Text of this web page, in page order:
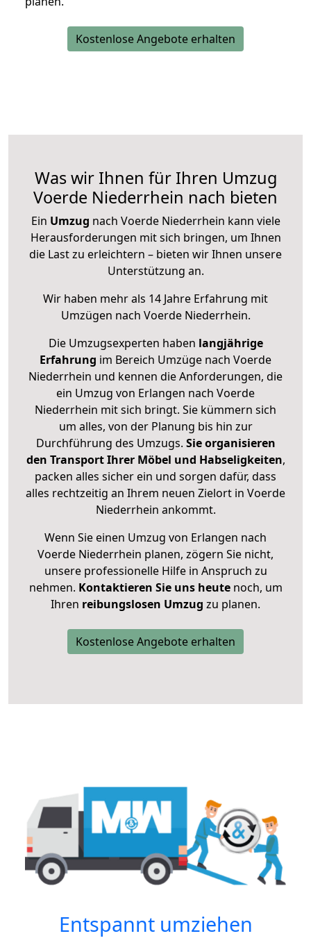
Kostenlose Angebote erhalten
Was wir Ihnen für Ihren Umzug
Voerde Niederrhein nach bieten
Ein Umzug nach Voerde Niederrhein kann viele
Herausforderungen mit sich bringen, um Ihnen
die Last zu erleichtern – bieten wir Ihnen unsere
Unterstützung an.
Wir haben mehr als 14 Jahre Erfahrung mit
Umzügen nach Voerde Niederrhein.
Die Umzugsexperten haben langjährige
Erfahrung im Bereich Umzüge nach Voerde
Niederrhein und kennen die Anforderungen, die
ein Umzug von Erlangen nach Voerde
Niederrhein mit sich bringt. Sie kümmern sich
um alles, von der Planung bis hin zur
Durchführung des Umzugs. Sie organisieren
den Transport Ihrer Möbel und Habseligkeiten,
packen alles sicher ein und sorgen dafür, dass
alles rechtzeitig an Ihrem neuen Zielort in Voerde
Niederrhein ankommt.
Wenn Sie einen Umzug von Erlangen nach
Voerde Niederrhein planen, zögern Sie nicht,
unsere professionelle Hilfe in Anspruch zu
nehmen. Kontaktieren Sie uns heutenoch, um
Ihren reibungslosen Umzug zu planen.
Kostenlose Angebote erhalten
Entspannt umziehen